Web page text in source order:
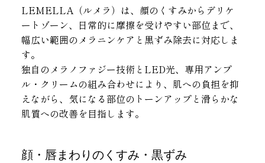
LEMELLA（ルメラ）は、顔のくすみからデリケ
ートゾーン、日常的に摩擦を受けやすい部位まで、
幅広い範囲のメラニンケアと黒ずみ除去に対応しま
す。
独自のメラノファジー技術とLED光、専用アンプ
ル・クリームの組み合わせにより、肌への負担を抑
えながら、気になる部位のトーンアップと滑らかな
肌質への改善を目指します。
顔・唇まわりのくすみ・黒ずみ